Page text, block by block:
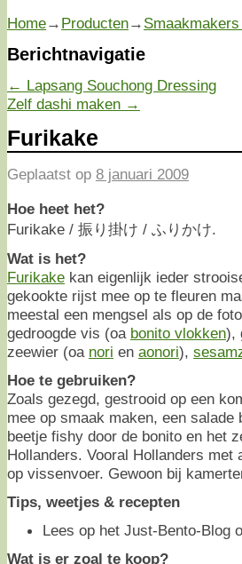
Home→ Producten→
Berichtnavigatie
← Lapsang Souchong Dressing
Zelf dashi maken →
Furikake
Geplaatst op 8 januari 2009
Hoe heet het?
Furikake / 振り掛け / ふりかけ.
Wat is het?
Furikake kan eigenlijk ieder
gekookte rijst mee op te fleuren
meestal een mengsel als op de
gedroogde vis (oa bonito vlokken),
zeewier (oa nori en aonori),
Hoe te gebruiken?
Zoals gezegd, gestrooid op een
mee op smaak maken, een
beetje fishy door de bonito en het
Hollanders. Vooral Hollanders
op vissenvoer. Gewoon bij
Tips, weetjes & recepten
Lees op het Just-Bento-Blog
Wat is er zoal te koop?